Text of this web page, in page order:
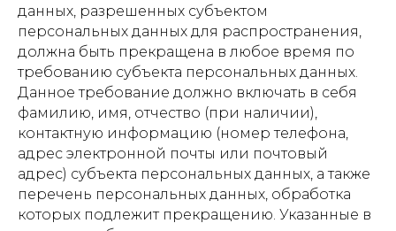
данных, разрешенных субъектом
персональных данных для распространения,
должна быть прекращена в любое время по
требованию субъекта персональных данных.
Данное требование должно включать в себя
фамилию, имя, отчество (при наличии),
контактную информацию (номер телефона,
адрес электронной почты или почтовый
адрес) субъекта персональных данных, а также
перечень персональных данных, обработка
которых подлежит прекращению. Указанные в